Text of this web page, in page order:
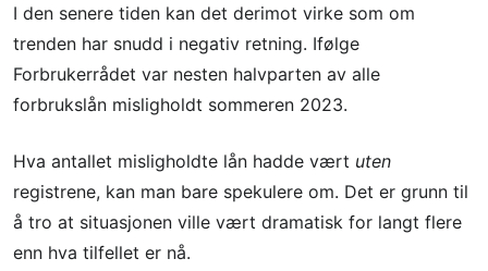
I den senere tiden kan det derimot virke som om
trenden har snudd i negativ retning. Ifølge
Forbrukerrådet var nesten halvparten av alle
forbrukslån misligholdt sommeren 2023.
Hva antallet misligholdte lån hadde vært uten
registrene, kan man bare spekulere om. Det er grunn til
å tro at situasjonen ville vært dramatisk for langt flere
enn hva tilfellet er nå.